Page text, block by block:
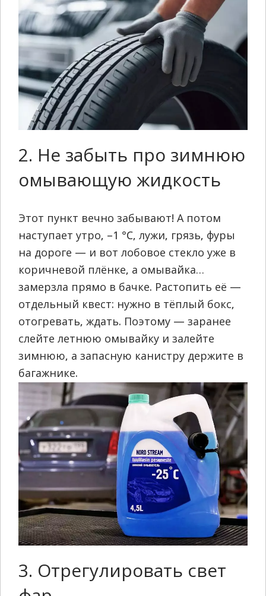
2. Не забыть про зимнюю
омывающую жидкость
Этот пункт вечно забывают! А потом
наступает утро, –1 °C, лужи, грязь, фуры
на дороге — и вот лобовое стекло уже в
коричневой плёнке, а омывайка…
замерзла прямо в бачке. Растопить её —
отдельный квест: нужно в тёплый бокс,
отогревать, ждать. Поэтому — заранее
слейте летнюю омывайку и залейте
зимнюю, а запасную канистру держите в
багажнике.
3. Отрегулировать свет